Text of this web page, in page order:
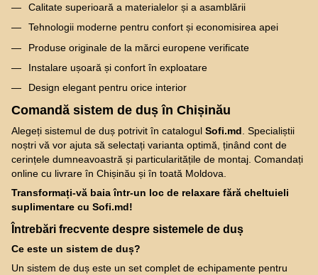
Calitate superioară a materialelor și a asamblării
Tehnologii moderne pentru confort și economisirea apei
Produse originale de la mărci europene verificate
Instalare ușoară și confort în exploatare
Design elegant pentru orice interior
Comandă sistem de duș în Chișinău
Alegeți sistemul de duș potrivit în catalogul Sofi.md . Specialiștii
noștri vă vor ajuta să selectați varianta optimă, ținând cont de
cerințele dumneavoastră și particularitățile de montaj. Comandați
online cu livrare în Chișinău și în toată Moldova.
Transformați-vă baia într-un loc de relaxare fără cheltuieli
suplimentare cu Sofi.md!
Întrebări frecvente despre sistemele de duș
Ce este un sistem de duș?
Un sistem de duș este un set complet de echipamente pentru